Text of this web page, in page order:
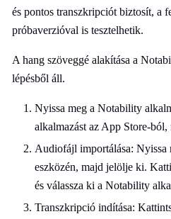
és pontos transzkripciót biztosít, a
próbaverzióval is tesztelhetik.
A hang szöveggé alakítása a
lépésből áll.
Nyissa meg a Notability
alkalmazást az App Store-ból,
Audiofájl importálása: Nyissa
eszközén, majd jelölje ki.
és válassza ki a Notability
Transzkripció indítása: